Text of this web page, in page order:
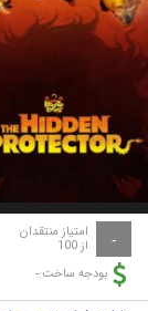
- امتیاز منتقدان
از 100
بودجه ساخت:-